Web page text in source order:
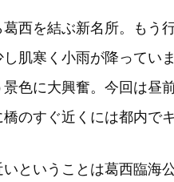
西を結ぶ新名所。もう
し肌寒く小雨が降ってい
景色に大興奮。今回は昼
橋のすぐ近くには都内で
いということは葛西臨海